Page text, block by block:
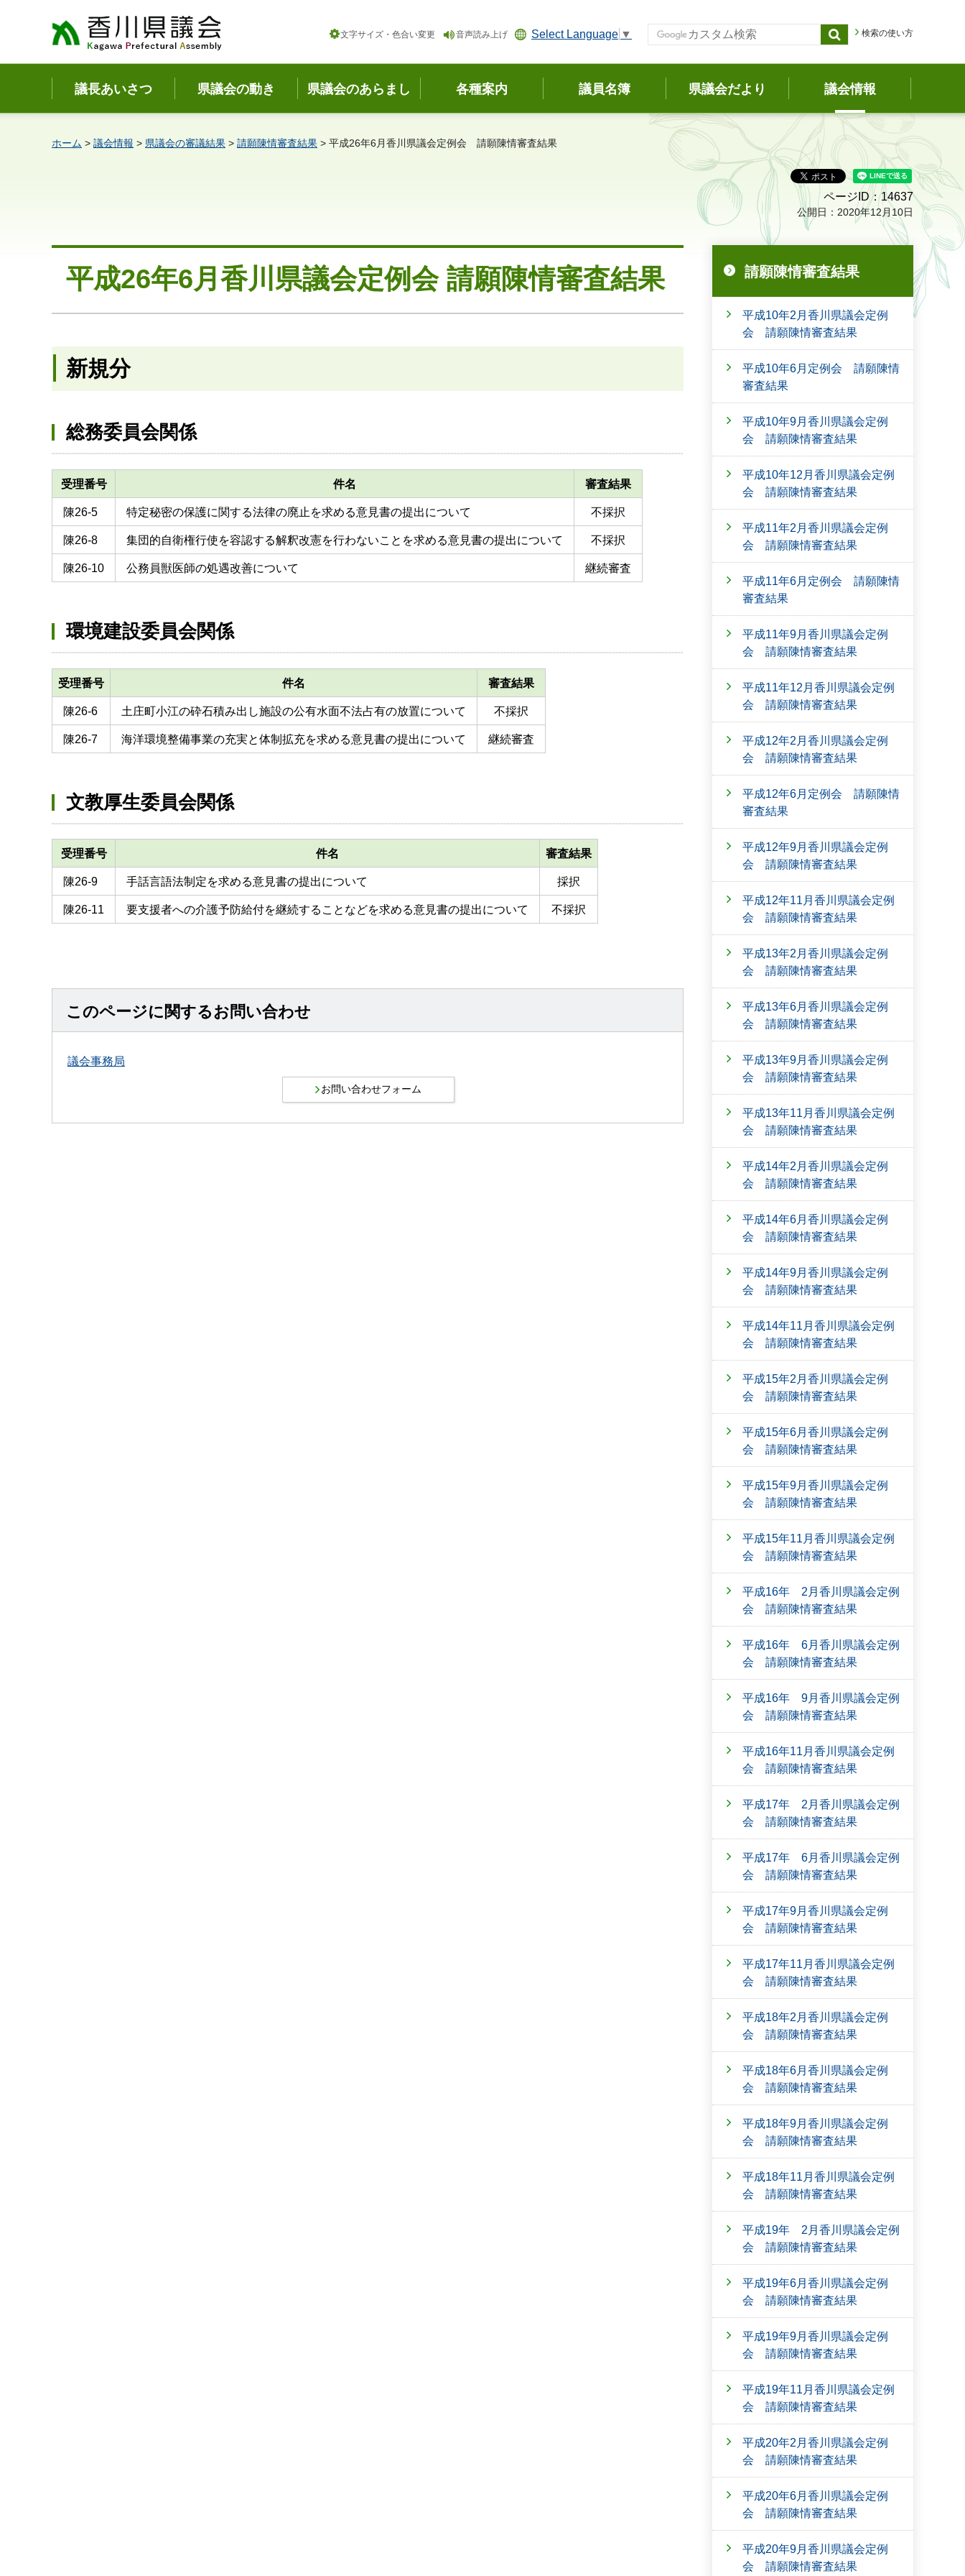
香川県議会 文字サイズ・色合い変更 音声読み上げ Select Language ▼ 検索の使い方
議長あいさつ 県議会の動き 県議会のあらまし 各種案内 議員名簿 県議会だより 議会情報
ホーム > 議会情報 > 県議会の審議結果 > 請願陳情審査結果 > 平成26年6月香川県議会定例会 請願陳情審査結果
ページID：14637
公開日：2020年12月10日
平成26年6月香川県議会定例会 請願陳情審査結果
新規分
総務委員会関係
受理番号 件名 審査結果
陳26-5 特定秘密の保護に関する法律の廃止を求める意見書の提出について 不採択
陳26-8 集団的自衛権行使を容認する解釈改憲を行わないことを求める意見書の提出について 不採択
陳26-10 公務員獣医師の処遇改善について 継続審査
環境建設委員会関係
受理番号 件名 審査結果
陳26-6 土庄町小江の砕石積み出し施設の公有水面不法占有の放置について 不採択
陳26-7 海洋環境整備事業の充実と体制拡充を求める意見書の提出について 継続審査
文教厚生委員会関係
受理番号 件名 審査結果
陳26-9 手話言語法制定を求める意見書の提出について 採択
陳26-11 要支援者への介護予防給付を継続することなどを求める意見書の提出について 不採択
このページに関するお問い合わせ
議会事務局
請願陳情審査結果
平成10年2月香川県議会定例
会 請願陳情審査結果
平成10年6月定例会 請願陳情
審査結果
平成10年9月香川県議会定例
会 請願陳情審査結果
平成10年12月香川県議会定例
会 請願陳情審査結果
平成11年2月香川県議会定例
会 請願陳情審査結果
平成11年6月定例会 請願陳情
審査結果
平成11年9月香川県議会定例
会 請願陳情審査結果
平成11年12月香川県議会定例
会 請願陳情審査結果
平成12年2月香川県議会定例
会 請願陳情審査結果
平成12年6月定例会 請願陳情
審査結果
平成12年9月香川県議会定例
会 請願陳情審査結果
平成12年11月香川県議会定例
会 請願陳情審査結果
平成13年2月香川県議会定例
会 請願陳情審査結果
平成13年6月香川県議会定例
会 請願陳情審査結果
平成13年9月香川県議会定例
会 請願陳情審査結果
平成13年11月香川県議会定例
会 請願陳情審査結果
平成14年2月香川県議会定例
会 請願陳情審査結果
平成14年6月香川県議会定例
会 請願陳情審査結果
平成14年9月香川県議会定例
会 請願陳情審査結果
平成14年11月香川県議会定例
会 請願陳情審査結果
平成15年2月香川県議会定例
会 請願陳情審査結果
平成15年6月香川県議会定例
会 請願陳情審査結果
平成15年9月香川県議会定例
会 請願陳情審査結果
平成15年11月香川県議会定例
会 請願陳情審査結果
平成16年 2月香川県議会定例
会 請願陳情審査結果
平成16年 6月香川県議会定例
会 請願陳情審査結果
平成16年 9月香川県議会定例
会 請願陳情審査結果
平成16年11月香川県議会定例
会 請願陳情審査結果
平成17年 2月香川県議会定例
会 請願陳情審査結果
平成17年 6月香川県議会定例
会 請願陳情審査結果
平成17年9月香川県議会定例
会 請願陳情審査結果
平成17年11月香川県議会定例
会 請願陳情審査結果
平成18年2月香川県議会定例
会 請願陳情審査結果
平成18年6月香川県議会定例
会 請願陳情審査結果
平成18年9月香川県議会定例
会 請願陳情審査結果
平成18年11月香川県議会定例
会 請願陳情審査結果
平成19年 2月香川県議会定例
会 請願陳情審査結果
平成19年6月香川県議会定例
会 請願陳情審査結果
平成19年9月香川県議会定例
会 請願陳情審査結果
平成19年11月香川県議会定例
会 請願陳情審査結果
平成20年2月香川県議会定例
会 請願陳情審査結果
平成20年6月香川県議会定例
会 請願陳情審査結果
平成20年9月香川県議会定例
会 請願陳情審査結果